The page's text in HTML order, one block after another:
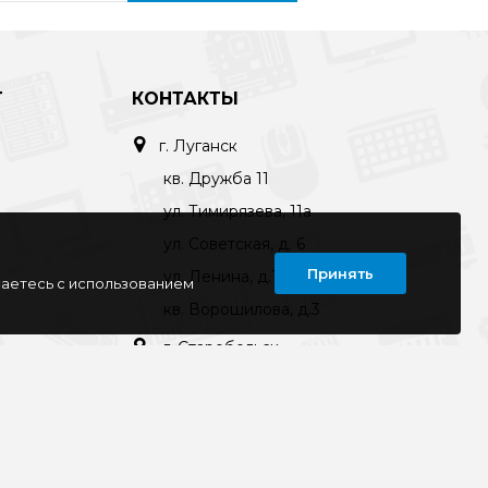
КОНТАКТЫ
г. Луганск
кв. Дружба 11
ул. Тимирязева, 11а
ул. Советская, д. 6
ул. Ленина, д.143
кв. Ворошилова, д.3
г. Старобельск
с использованием
Принять